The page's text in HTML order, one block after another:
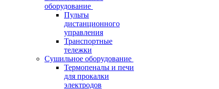
оборудование
Пульты
дистанционного
управления
Транспортные
тележки
Сушильное оборудование
Термопеналы и печи
для прокалки
электродов